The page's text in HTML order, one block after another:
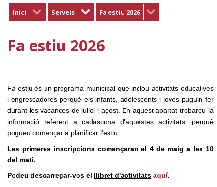
Inici Serveis Fa estiu 2026
Fa estiu 2026
Fa estiu és un programa municipal que inclou activitats educatives
i engrescadores perquè els infants, adolescents i joves puguin fer
durant les vacances de juliol i agost. En aquest apartat trobareu la
informació referent a cadascuna d'aquestes activitats, perquè
pogueu començar a planificar l'estiu.
Les primeres inscripcions començaran el 4 de maig a les 10
del matí.
Podeu descarregar-vos el llibret d'activitats aquí.